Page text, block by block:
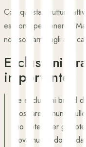
Con questa struttura
esistono per tenere
non sottrarne agli altri
Esclusioni
importante
Le esclusioni brand
mostrare annunci
tuo hotel. Per gli
trova nuova